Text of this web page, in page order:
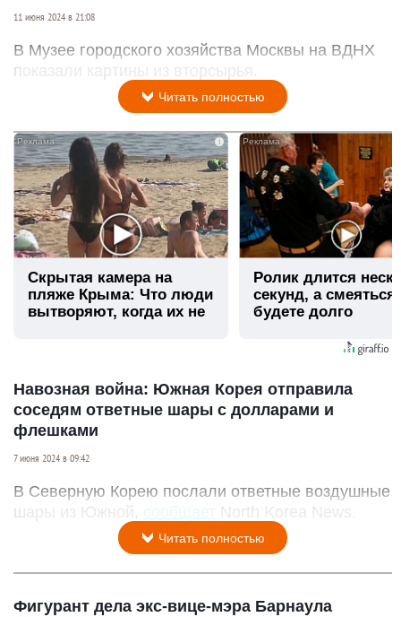
11 июня 2024 в 21:08
В Музее городского хозяйства Москвы на ВДНХ
показали картины из вторсырья.
Читать полностью
i
Скрытая камера на
пляже Крыма: Что люди
вытворяют, когда их не
Ролик длится
секунд, а
будете долго
Навозная война: Южная Корея отправила
соседям ответные шары с долларами и
флешками
7 июня 2024 в 09:42
В Северную Корею послали ответные воздушные
шары из Южной,
сообщает North Korea News.
Читать полностью
Фигурант дела экс-вице-мэра Барнаула